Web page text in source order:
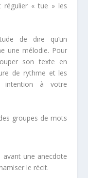
régulier « tue » les
de dire qu’un
une mélodie. Pour
son texte en
de rythme et les
intention à votre
groupes de mots
une anecdote
le récit.